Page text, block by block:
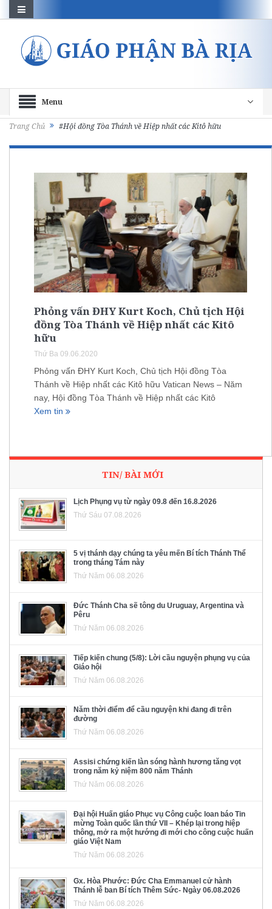
Menu
Trang Chủ #Hội đồng Tòa Thánh về Hiệp nhất các Kitô hữu
Phỏng vấn ĐHY Kurt Koch, Chủ tịch Hội
đồng Tòa Thánh về Hiệp nhất các Kitô
hữu
Thứ Ba 09.06.2020
Phỏng vấn ĐHY Kurt Koch, Chủ tịch Hội đồng Tòa
Thánh về Hiệp nhất các Kitô hữu Vatican News – Năm
nay, Hội đồng Tòa Thánh về Hiệp nhất các Kitô
Xem tin
TIN/ BÀI MỚI
Lịch Phụng vụ từ ngày 09.8 đến 16.8.2026
Thứ Sáu 07.08.2026
5 vị thánh dạy chúng ta yêu mến Bí tích Thánh Thể
trong tháng Tám này
Thứ Năm 06.08.2026
Đức Thánh Cha sẽ tông du Uruguay, Argentina và
Pêru
Thứ Năm 06.08.2026
Tiếp kiến chung (5/8): Lời cầu nguyện phụng vụ của
Giáo hội
Thứ Năm 06.08.2026
Năm thời điểm để cầu nguyện khi đang đi trên
đường
Thứ Năm 06.08.2026
Assisi chứng kiến làn sóng hành hương tăng vọt
trong năm kỷ niệm 800 năm Thánh
Thứ Năm 06.08.2026
Đại hội Huấn giáo Phục vụ Công cuộc loan báo Tin
mừng Toàn quốc lần thứ VII – Khép lại trong hiệp
thông, mở ra một hướng đi mới cho công cuộc huấn
giáo Việt Nam
Thứ Năm 06.08.2026
Gx. Hòa Phước: Đức Cha Emmanuel cử hành
Thánh lễ ban Bí tích Thêm Sức- Ngày 06.08.2026
Thứ Năm 06.08.2026